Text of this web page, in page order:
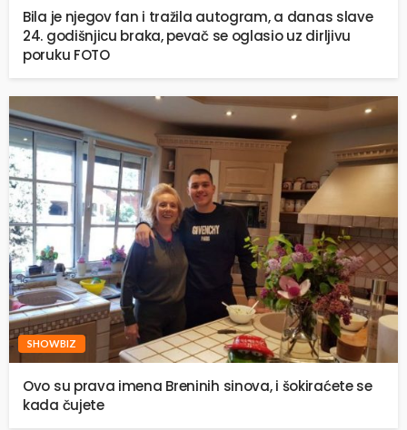
Bila je njegov fan i tražila autogram, a danas slave
24. godišnjicu braka, pevač se oglasio uz dirljivu
poruku FOTO
SHOWBIZ
Ovo su prava imena Breninih sinova, i šokiraćete se
kada čujete